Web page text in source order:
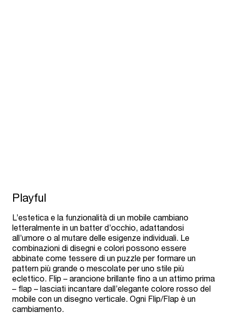
Playful
L’estetica e la funzionalità di un mobile cambiano
letteralmente in un batter d’occhio, adattandosi
all’umore o al mutare delle esigenze individuali. Le
combinazioni di disegni e colori possono essere
abbinate come tessere di un puzzle per formare un
pattern più grande o mescolate per uno stile più
eclettico. Flip – arancione brillante fino a un attimo prima
– flap – lasciati incantare dall’elegante colore rosso del
mobile con un disegno verticale. Ogni Flip/Flap è un
cambiamento.